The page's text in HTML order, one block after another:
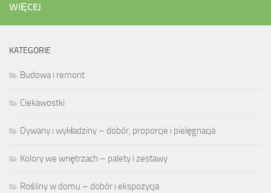
WIĘCEJ
KATEGORIE
Budowa i remont
Ciekawostki
Dywany i wykładziny – dobór, proporcje i pielęgnacja
Kolory we wnętrzach – palety i zestawy
Rośliny w domu – dobór i ekspozycja